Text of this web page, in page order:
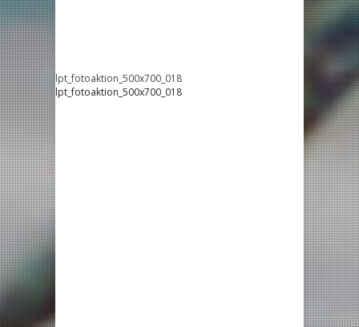
lpt_fotoaktion_500x700_018
lpt_fotoaktion_500x700_018